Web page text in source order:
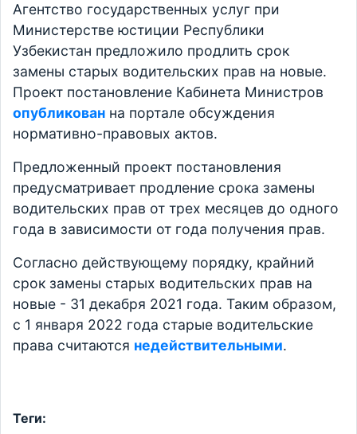
Агентство государственных услуг при
Министерстве юстиции Республики
Узбекистан предложило продлить срок
замены старых водительских прав на новые.
Проект постановление Кабинета Министров
опубликован на портале обсуждения
нормативно-правовых актов.
Предложенный проект постановления
предусматривает продление срока замены
водительских прав от трех месяцев до одного
года в зависимости от года получения прав.
Согласно действующему порядку, крайний
срок замены старых водительских прав на
новые - 31 декабря 2021 года. Таким образом,
с 1 января 2022 года старые водительские
права считаются недействительными.
Теги: